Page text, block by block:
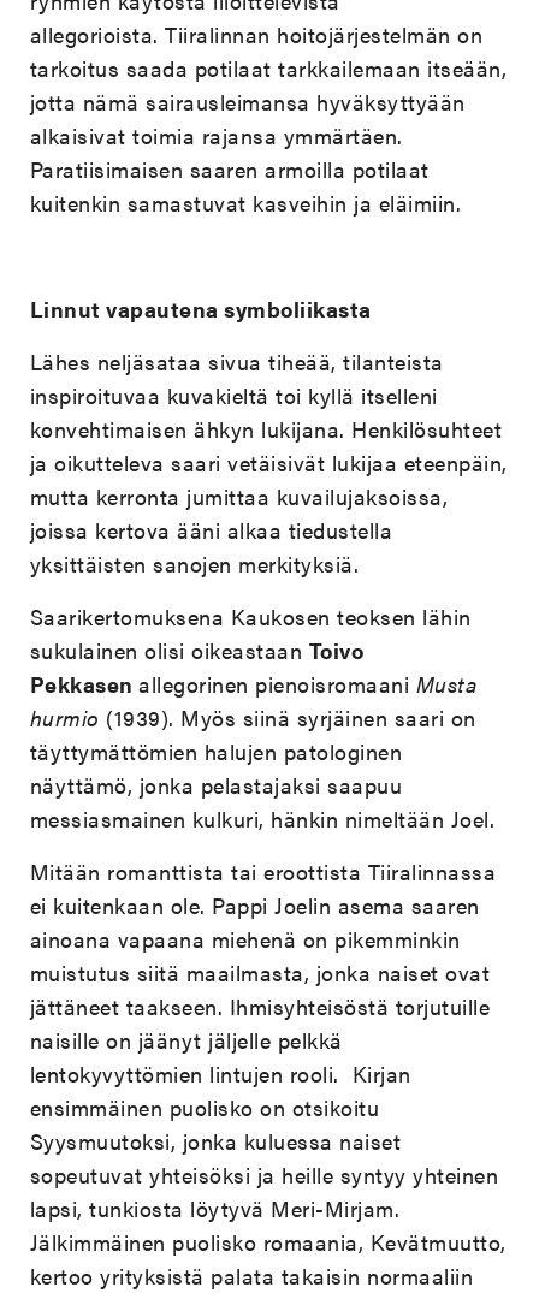
allegorioista. Tiiralinnan hoitojärjestelmän on
tarkoitus saada potilaat tarkkailemaan itseään,
jotta nämä sairausleimansa hyväksyttyään
alkaisivat toimia rajansa ymmärtäen.
Paratiisimaisen saaren armoilla potilaat
kuitenkin samastuvat kasveihin ja eläimiin.
Linnut vapautena symboliikasta
Lähes neljäsataa sivua tiheää, tilanteista
inspiroituvaa kuvakieltä toi kyllä itselleni
konvehtimaisen ähkyn lukijana. Henkilösuhteet
ja oikutteleva saari vetäisivät lukijaa eteenpäin,
mutta kerronta jumittaa kuvailujaksoissa,
joissa kertova ääni alkaa tiedustella
yksittäisten sanojen merkityksiä.
Saarikertomuksena Kaukosen teoksen lähin
sukulainen olisi oikeastaan Toivo
Pekkasenallegorinen pienoisromaani Musta
hurmio (1939). Myös siinä syrjäinen saari on
täyttymättömien halujen patologinen
näyttämö, jonka pelastajaksi saapuu
messiasmainen kulkuri, hänkin nimeltään Joel.
Mitään romanttista tai eroottista Tiiralinnassa
ei kuitenkaan ole. Pappi Joelin asema saaren
ainoana vapaana miehenä on pikemminkin
muistutus siitä maailmasta, jonka naiset ovat
jättäneet taakseen. Ihmisyhteisöstä torjutuille
naisille on jäänyt jäljelle pelkkä
lentokyvyttömien lintujen rooli. Kirjan
ensimmäinen puolisko on otsikoitu
Syysmuutoksi, jonka kuluessa naiset
sopeutuvat yhteisöksi ja heille syntyy yhteinen
lapsi, tunkiosta löytyvä Meri-Mirjam.
Jälkimmäinen puolisko romaania, Kevätmuutto,
kertoo yrityksistä palata takaisin normaaliin